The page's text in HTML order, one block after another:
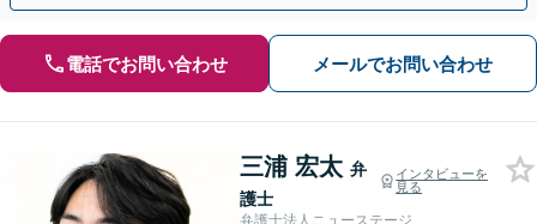
電話でお問い合わせ メールでお問い合わせ
三浦 宏太 弁
護士
インタビューを
見る
弁護士法人ニューステージ